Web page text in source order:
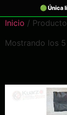
Inicio /
Mostrando los